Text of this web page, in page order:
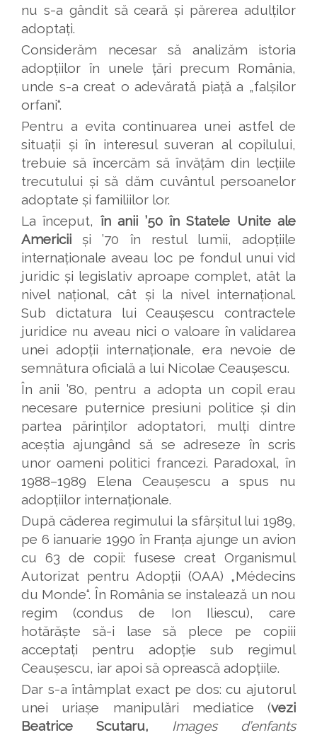
nu s-a gândit să ceară și părerea adulților
adoptați.
Considerăm necesar să analizăm istoria
adopțiilor în unele țări precum România,
unde s-a creat o adevărată piață a „falșilor
orfani“.
Pentru a evita continuarea unei astfel de
situații și în interesul suveran al copilului,
trebuie să încercăm să învățăm din lecțiile
trecutului și să dăm cuvântul persoanelor
adoptate și familiilor lor.
La început, în anii ’50 în Statele Unite ale
Americiiși ’70 în restul lumii, adopțiile
internaționale aveau loc pe fondul unui vid
juridic și legislativ aproape complet, atât la
nivel național, cât și la nivel internațional.
Sub dictatura lui Ceaușescu contractele
juridice nu aveau nici o valoare în validarea
unei adopții internaționale, era nevoie de
semnătura oficială a lui Nicolae Ceaușescu.
În anii ’80, pentru a adopta un copil erau
necesare puternice presiuni politice și din
partea părinților adoptatori, mulți dintre
aceștia ajungând să se adreseze în scris
unor oameni politici francezi. Paradoxal, în
1988–1989 Elena Ceaușescu a spus nu
adopțiilor internaționale.
După căderea regimului la sfârșitul lui 1989,
pe 6 ianuarie 1990 în Franța ajunge un avion
cu 63 de copii: fusese creat Organismul
Autorizat pentru Adopții (OAA) „Médecins
du Monde“. În România se instalează un nou
regim (condus de Ion Iliescu), care
hotărăște să-i lase să plece pe copiii
acceptați pentru adopție sub regimul
Ceaușescu, iar apoi să oprească adopțiile.
Dar s-a întâmplat exact pe dos: cu ajutorul
unei uriașe manipulări mediatice (vezi
Beatrice Scutaru, Images d’enfants